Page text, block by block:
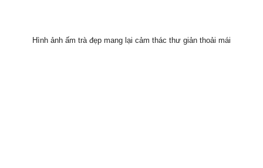
Hình ảnh ấm trà đẹp mang lại cảm thác thư giản thoải mái